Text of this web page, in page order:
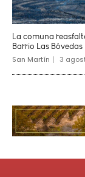
La comuna
Barrio Las Bóvedas
San Martín 3